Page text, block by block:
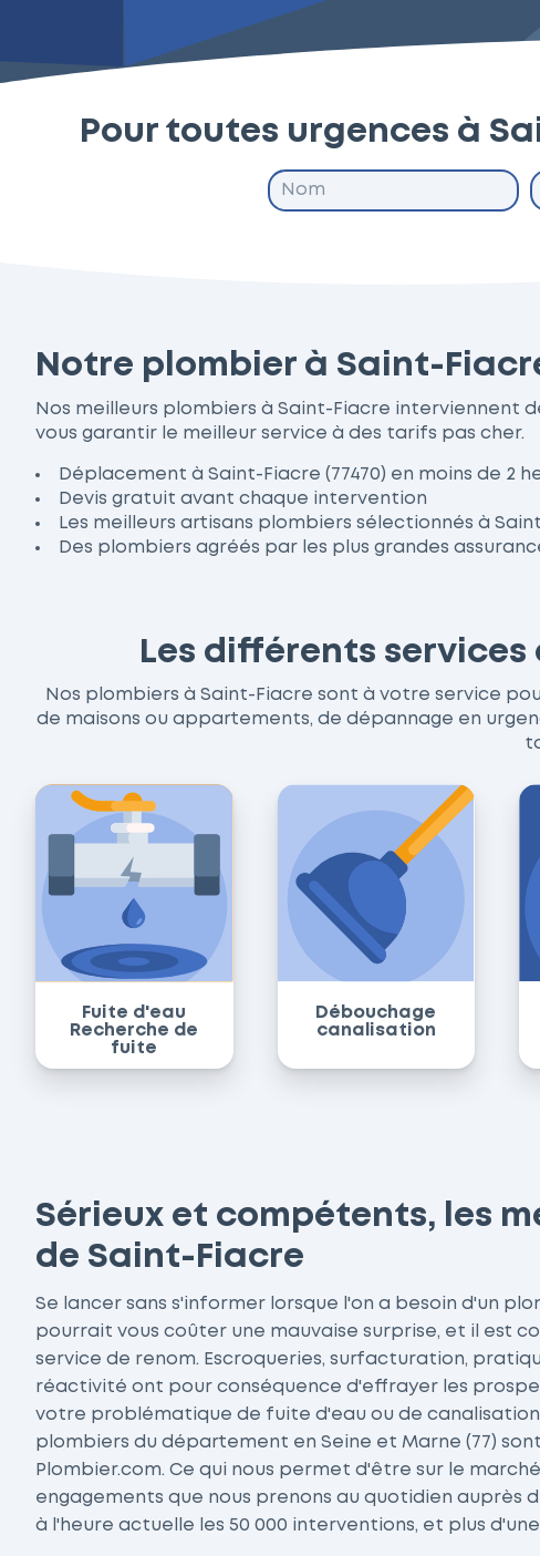
Pour toutes urgences à
Notre plombier à Saint-
Nos meilleurs plombiers à Saint-Fiacre interviennent
vous garantir le meilleur service à des tarifs pas cher.
Déplacement à Saint-Fiacre (77470) en moins de 2
Devis gratuit avant chaque intervention
Les meilleurs artisans plombiers sélectionnés à
Des plombiers agréés par les plus grandes
Les différents
Nos plombiers à Saint-Fiacre sont à votre service
de maisons ou appartements, de dépannage en
Fuite d'eau
Recherche de
fuite
Débouchage
canalisation
Sérieux et compétents, les
de Saint-Fiacre
Se lancer sans s'informer lorsque l'on a besoin d'un
pourrait vous coûter une mauvaise surprise, et il est
service de renom. Escroqueries, surfacturation,
réactivité ont pour conséquence d'effrayer les
votre problématique de fuite d'eau ou de
plombiers du département en Seine et Marne (77)
Plombier.com. Ce qui nous permet d'être sur le
engagements que nous prenons au quotidien auprès
à l'heure actuelle les 50 000 interventions, et plus